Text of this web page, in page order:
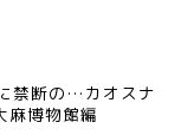
禁断の…カオスナ
博物館編